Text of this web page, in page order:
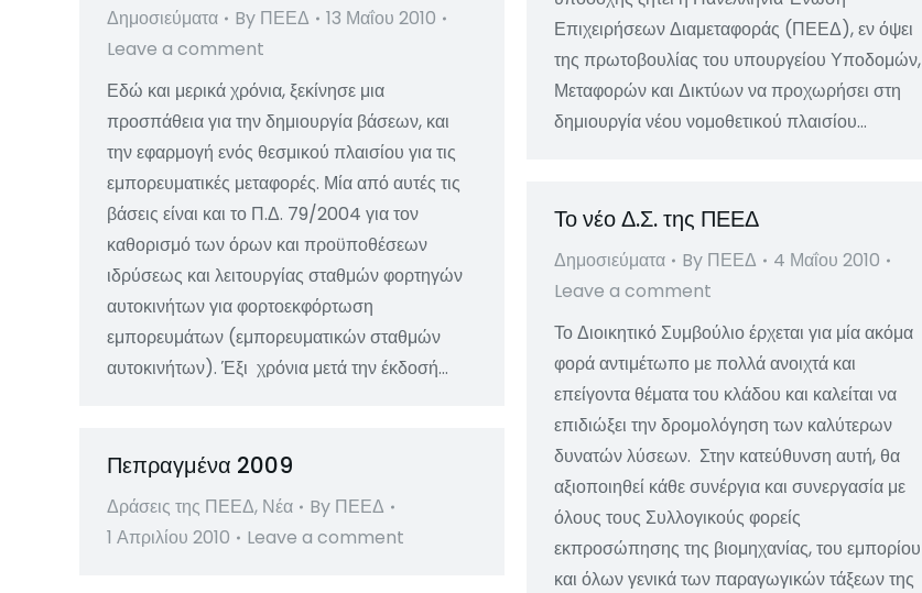
Επιχειρήσεων Διαμεταφοράς (ΠΕΕΔ), εν όψει
της πρωτοβουλίας του υπουργείου Υποδομών,
Μεταφορών και Δικτύων να προχωρήσει στη
δημιουργία νέου νομοθετικού πλαισίου…
Δημοσιεύματα By ΠΕΕΔ
13 Μαΐου 2010
Leave a comment
Εδώ και μερικά χρόνια, ξεκίνησε μια
προσπάθεια για την δημιουργία βάσεων, και
την εφαρμογή ενός θεσμικού πλαισίου για τις
εμπορευματικές μεταφορές. Μία από αυτές τις
βάσεις είναι και το Π.Δ. 79/2004 για τον
καθορισμό των όρων και προϋποθέσεων
ιδρύσεως και λειτουργίας σταθμών φορτηγών
αυτοκινήτων για φορτοεκφόρτωση
εμπορευμάτων (εμπορευματικών σταθμών
αυτοκινήτων). Έξι χρόνια μετά την έκδοσή…
Το νέο Δ.Σ. της ΠΕΕΔ
Δημοσιεύματα By ΠΕΕΔ
4 Μαΐου 2010
Leave a comment
Το Διοικητικό Συμβούλιο έρχεται για μία ακόμα
φορά αντιμέτωπο με πολλά ανοιχτά και
επείγοντα θέματα του κλάδου και καλείται να
επιδιώξει την δρομολόγηση των καλύτερων
δυνατών λύσεων. Στην κατεύθυνση αυτή, θα
αξιοποιηθεί κάθε συνέργια και συνεργασία με
όλους τους Συλλογικούς φορείς
εκπροσώπησης της βιομηχανίας, του εμπορίου
και όλων γενικά των παραγωγικών τάξεων της
Πεπραγμένα 2009
Δράσεις της ΠΕΕΔ, Νέα By ΠΕΕΔ
1 Απριλίου 2010
Leave a comment